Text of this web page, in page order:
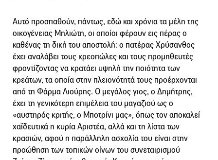
Αυτό προσπαθούν, πάντως, εδώ και χρόνια τα μέλη της
οικογένειας Μηλιώτη, οι οποίοι φέρουν εις πέρας ο
καθένας τη δική του αποστολή: ο πατέρας Χρύσανθος
έχει αναλάβει τους κρεοπώλες και τους προμηθευτές
φροντίζοντας να κρατάει υψηλή την ποιότητα των
κρεάτων, τα οποία στην πλειονότητά τους προέρχονται
από τη Φάρμα Λιούρης. Ο μεγάλος γιος, ο Δημήτρης,
έχει τη γενικότερη επιμέλεια του μαγαζιού ως ο
«αυστηρός κριτής, ο Μποτρίνι μας», όπως τον αποκαλεί
χαϊδευτικά η κυρία Αριστέα, αλλά και τη λίστα των
κρασιών, αφού η παράλληλη ασχολία του είναι στην
προώθηση των τοπικών οίνων του συνεταιρισμού